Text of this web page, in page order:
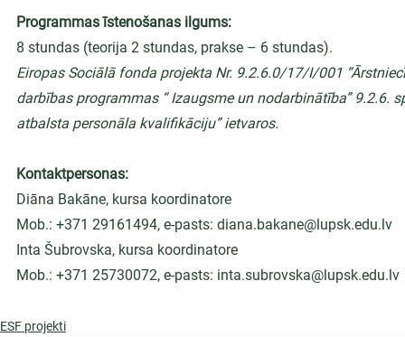
Programmas īstenošanas ilgums:
8 stundas (teorija 2 stundas, prakse – 6 stundas).
Eiropas Sociālā fonda projekta Nr. 9.2.6.0/17/I/001
darbības programmas “ Izaugsme un nodarbinātība”
atbalsta personāla kvalifikāciju” ietvaros.
Kontaktpersonas:
Diāna Bakāne, kursa koordinatore
Mob.: +371 29161494, e-pasts: diana.bakane@lupsk.edu.lv
Inta Šubrovska, kursa koordinatore
Mob.: +371 25730072, e-pasts: inta.subrovska@lupsk.edu.lv
ESF projekti